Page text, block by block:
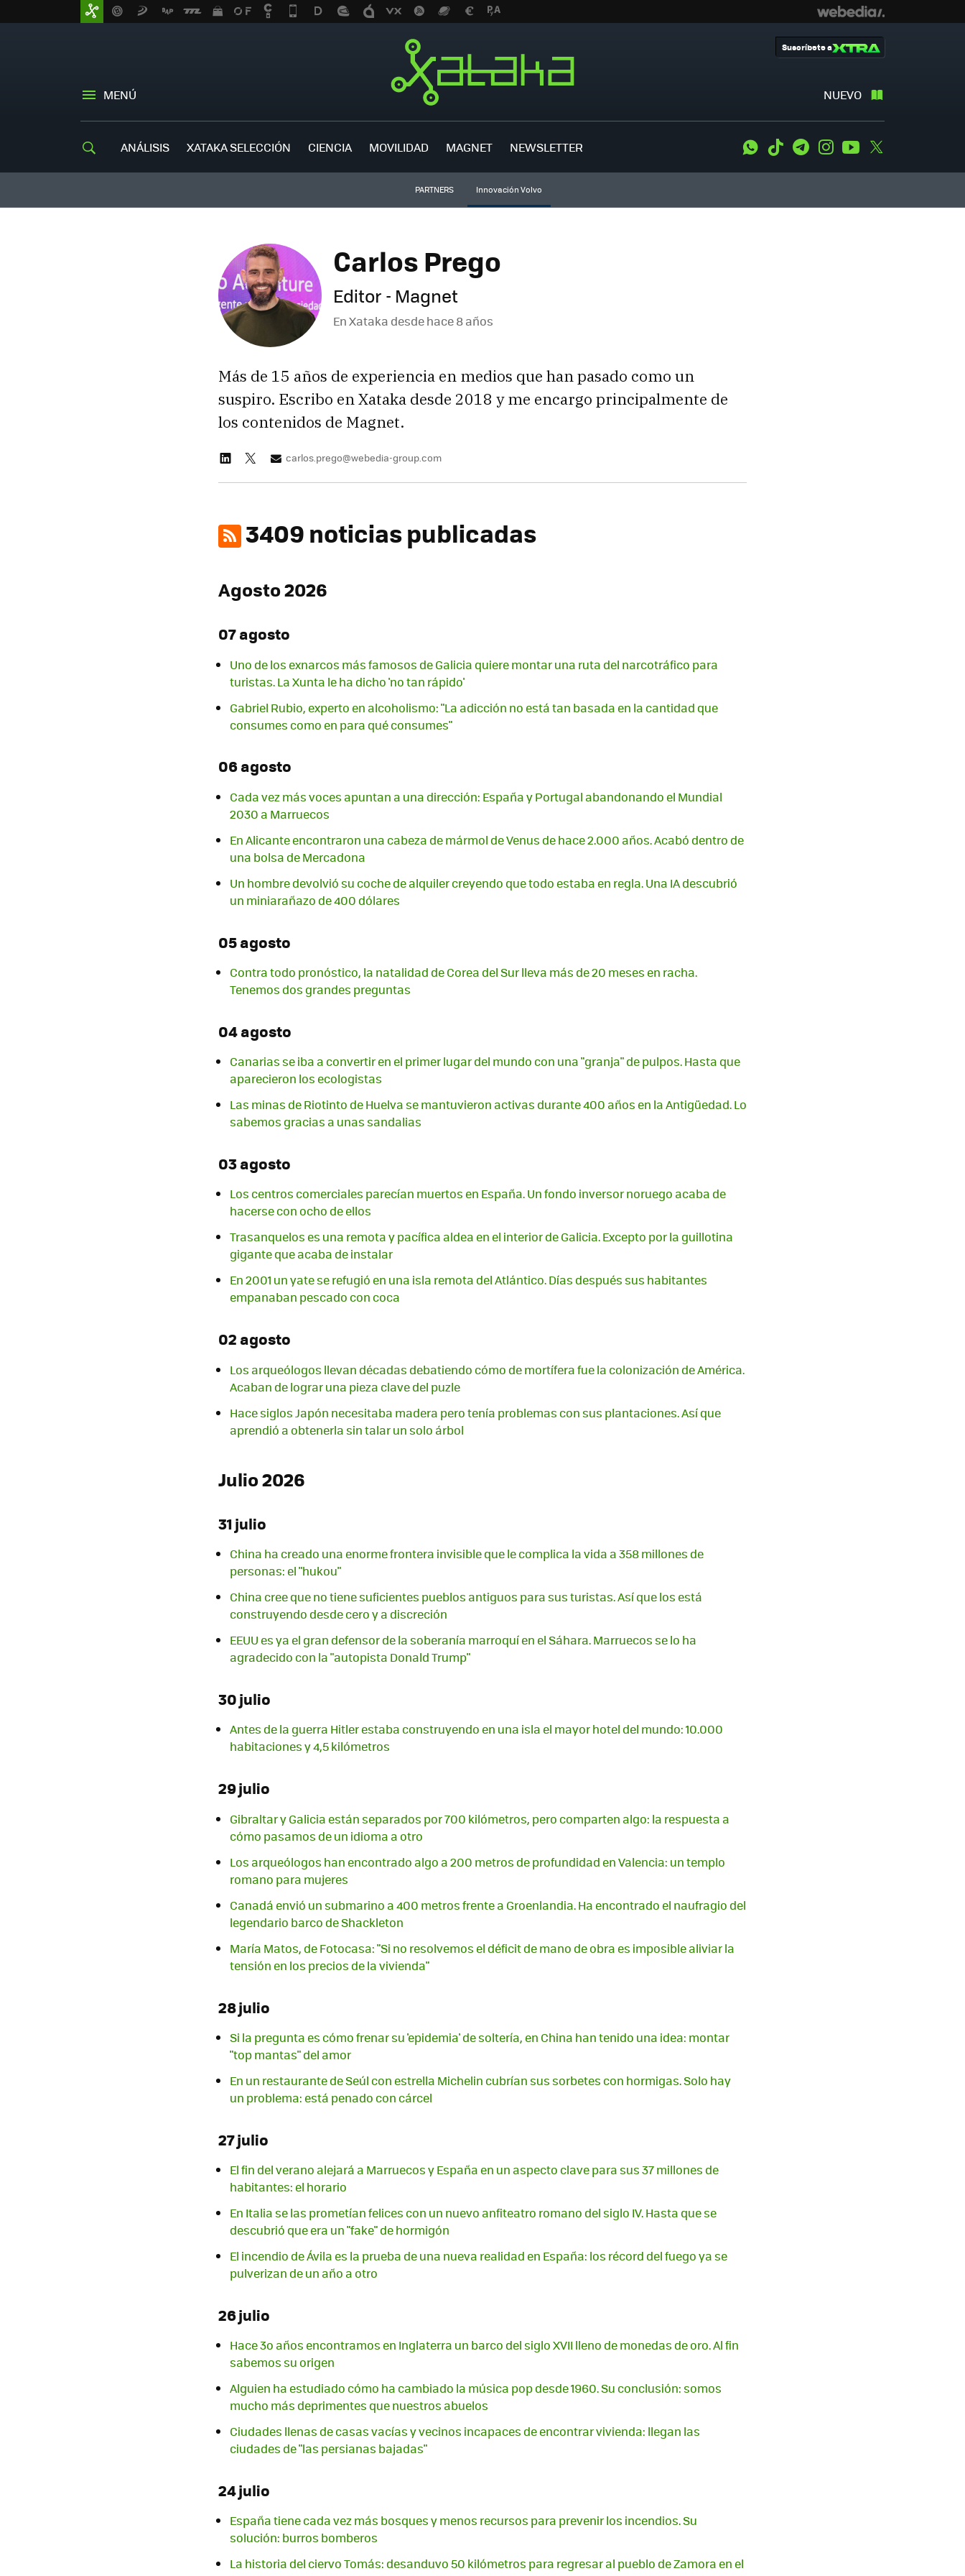
MENÚ NUEVO
Suscríbete a
ANÁLISIS XATAKA SELECCIÓN CIENCIA MOVILIDAD MAGNET NEWSLETTER WhatsApp
Tiktok TelegramInstagramYoutube
PARTNERS Innovación Volvo
Carlos Prego
Editor - Magnet
En Xataka desdehace 8 años
Más de 15 años de experiencia en medios que han pasado como un
suspiro. Escribo en Xataka desde 2018 y me encargo principalmente de
los contenidos de Magnet.
carlos.prego@webedia-group.com
3409 noticias publicadas
Agosto 2026
07 agosto
Uno de los exnarcos más famosos de Galicia quiere montar una ruta del narcotráfico para
turistas. La Xunta le ha dicho 'no tan rápido'
Gabriel Rubio, experto en alcoholismo: "La adicción no está tan basada en la cantidad que
consumes como en para qué consumes"
06 agosto
Cada vez más voces apuntan a una dirección: España y Portugal abandonando el Mundial
2030 a Marruecos
En Alicante encontraron una cabeza de mármol de Venus de hace 2.000 años. Acabó dentro de
una bolsa de Mercadona
Un hombre devolvió su coche de alquiler creyendo que todo estaba en regla. Una IA descubrió
un miniarañazo de 400 dólares
05 agosto
Contra todo pronóstico, la natalidad de Corea del Sur lleva más de 20 meses en racha.
Tenemos dos grandes preguntas
04 agosto
Canarias se iba a convertir en el primer lugar del mundo con una "granja" de pulpos. Hasta que
aparecieron los ecologistas
Las minas de Riotinto de Huelva se mantuvieron activas durante 400 años en la Antigüedad. Lo
sabemos gracias a unas sandalias
03 agosto
Los centros comerciales parecían muertos en España. Un fondo inversor noruego acaba de
hacerse con ocho de ellos
Trasanquelos es una remota y pacífica aldea en el interior de Galicia. Excepto por la guillotina
gigante que acaba de instalar
En 2001 un yate se refugió en una isla remota del Atlántico. Días después sus habitantes
empanaban pescado con coca
02 agosto
Los arqueólogos llevan décadas debatiendo cómo de mortífera fue la colonización de América.
Acaban de lograr una pieza clave del puzle
Hace siglos Japón necesitaba madera pero tenía problemas con sus plantaciones. Así que
aprendió a obtenerla sin talar un solo árbol
Julio 2026
31 julio
China ha creado una enorme frontera invisible que le complica la vida a 358 millones de
personas: el "hukou"
China cree que no tiene suficientes pueblos antiguos para sus turistas. Así que los está
construyendo desde cero y a discreción
EEUU es ya el gran defensor de la soberanía marroquí en el Sáhara. Marruecos se lo ha
agradecido con la "autopista Donald Trump"
30 julio
Antes de la guerra Hitler estaba construyendo en una isla el mayor hotel del mundo: 10.000
habitaciones y 4,5 kilómetros
29 julio
Gibraltar y Galicia están separados por 700 kilómetros, pero comparten algo: la respuesta a
cómo pasamos de un idioma a otro
Los arqueólogos han encontrado algo a 200 metros de profundidad en Valencia: un templo
romano para mujeres
Canadá envió un submarino a 400 metros frente a Groenlandia. Ha encontrado el naufragio del
legendario barco de Shackleton
María Matos, de Fotocasa: "Si no resolvemos el déficit de mano de obra es imposible aliviar la
tensión en los precios de la vivienda"
28 julio
Si la pregunta es cómo frenar su 'epidemia' de soltería, en China han tenido una idea: montar
"top mantas" del amor
En un restaurante de Seúl con estrella Michelin cubrían sus sorbetes con hormigas. Solo hay
un problema: está penado con cárcel
27 julio
El fin del verano alejará a Marruecos y España en un aspecto clave para sus 37 millones de
habitantes: el horario
En Italia se las prometían felices con un nuevo anfiteatro romano del siglo IV. Hasta que se
descubrió que era un "fake" de hormigón
El incendio de Ávila es la prueba de una nueva realidad en España: los récord del fuego ya se
pulverizan de un año a otro
26 julio
Hace 3o años encontramos en Inglaterra un barco del siglo XVII lleno de monedas de oro. Al fin
sabemos su origen
Alguien ha estudiado cómo ha cambiado la música pop desde 1960. Su conclusión: somos
mucho más deprimentes que nuestros abuelos
Ciudades llenas de casas vacías y vecinos incapaces de encontrar vivienda: llegan las
ciudades de "las persianas bajadas"
24 julio
España tiene cada vez más bosques y menos recursos para prevenir los incendios. Su
solución: burros bomberos
La historia del ciervo Tomás: desanduvo 50 kilómetros para regresar al pueblo de Zamora en el